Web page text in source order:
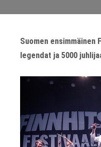
Suomen ensimmäinen
legendat ja 5000